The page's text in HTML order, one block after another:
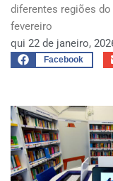
diferentes regiões
fevereiro
qui 22 de janeiro,
Facebook